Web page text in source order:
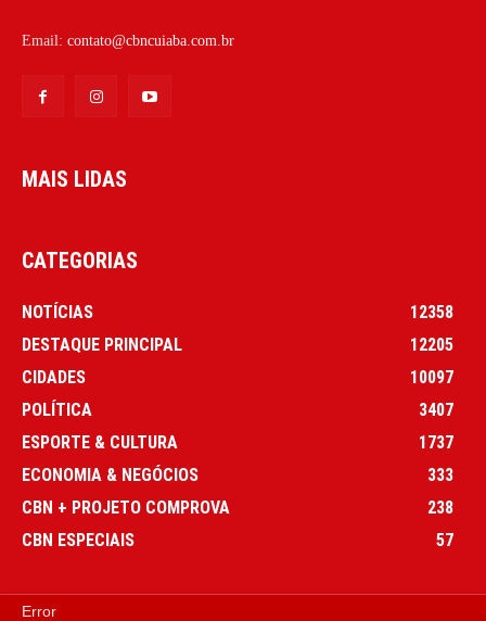
Error
Email: contato@cbncuiaba.com.br
MAIS LIDAS
CATEGORIAS
NOTÍCIAS
12358
DESTAQUE PRINCIPAL
12205
CIDADES
10097
POLÍTICA
3407
ESPORTE & CULTURA
1737
ECONOMIA & NEGÓCIOS
333
CBN + PROJETO COMPROVA
238
CBN ESPECIAIS
57